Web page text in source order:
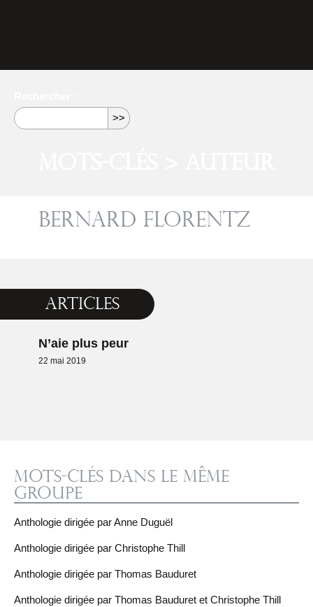
Bernard Florentz
Articles
N’aie plus peur
22 mai 2019
Mots-clés dans le même
groupe
Anthologie dirigée par Anne Duguël
Anthologie dirigée par Christophe Thill
Anthologie dirigée par Thomas Bauduret
Anthologie dirigée par Thomas Bauduret et Christophe Thill